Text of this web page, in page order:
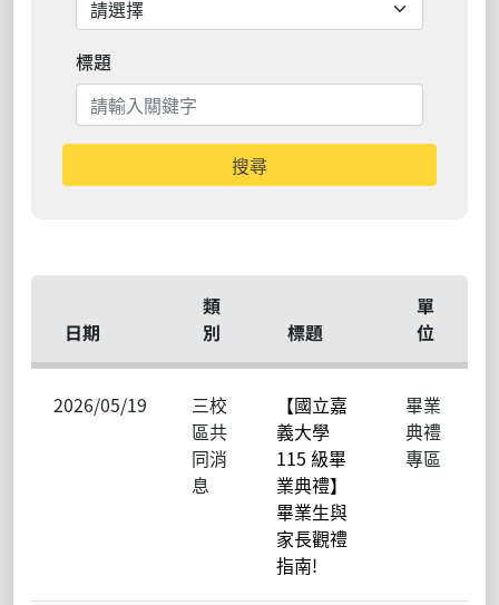
標題
搜尋
日期
類
別
標題
單
位
2026/05/19
三校
區共
同消
息
【國立嘉
義大學
115 級畢
業典禮】
畢業生與
家長觀禮
指南!
畢業
典禮
專區